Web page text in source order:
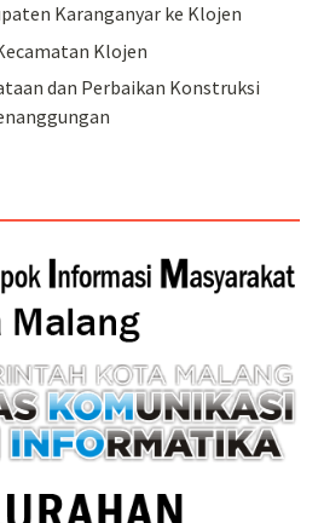
Karanganyar ke Klojen
Klojen
dan Perbaikan Konstruksi